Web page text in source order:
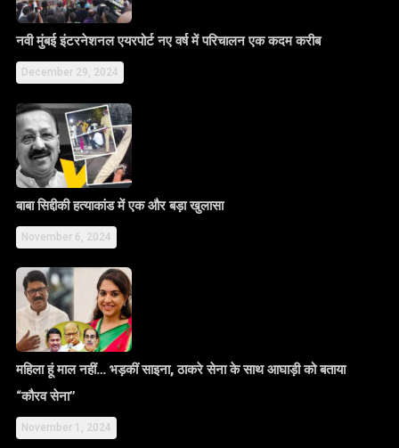
नवी मुंबई इंटरनेशनल एयरपोर्ट नए वर्ष में परिचालन एक कदम करीब
December 29, 2024
बाबा सिद्दीकी हत्याकांड में एक और बड़ा खुलासा
November 6, 2024
महिला हूं माल नहीं… भड़कीं साइना, ठाकरे सेना के साथ आघाड़ी को बताया
“कौरव सेना”
November 1, 2024